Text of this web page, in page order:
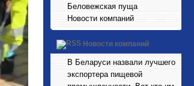
Беловежская пуща
Новости компаний
Новости компаний
В Беларуси назвали лучшего
экспортера пищевой